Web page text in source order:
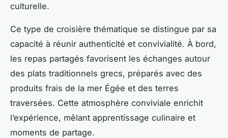
culturelle.
Ce type de croisière thématique se distingue par sa
capacité à réunir authenticité et convivialité. À bord,
les repas partagés favorisent les échanges autour
des plats traditionnels grecs, préparés avec des
produits frais de la mer Égée et des terres
traversées. Cette atmosphère conviviale enrichit
l’expérience, mêlant apprentissage culinaire et
moments de partage.